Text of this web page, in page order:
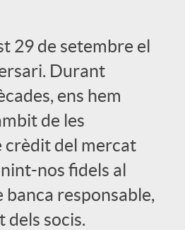
29 de setembre el
Durant
ens hem
de les
crèdit del mercat
nos fidels al
banca responsable,
dels socis.